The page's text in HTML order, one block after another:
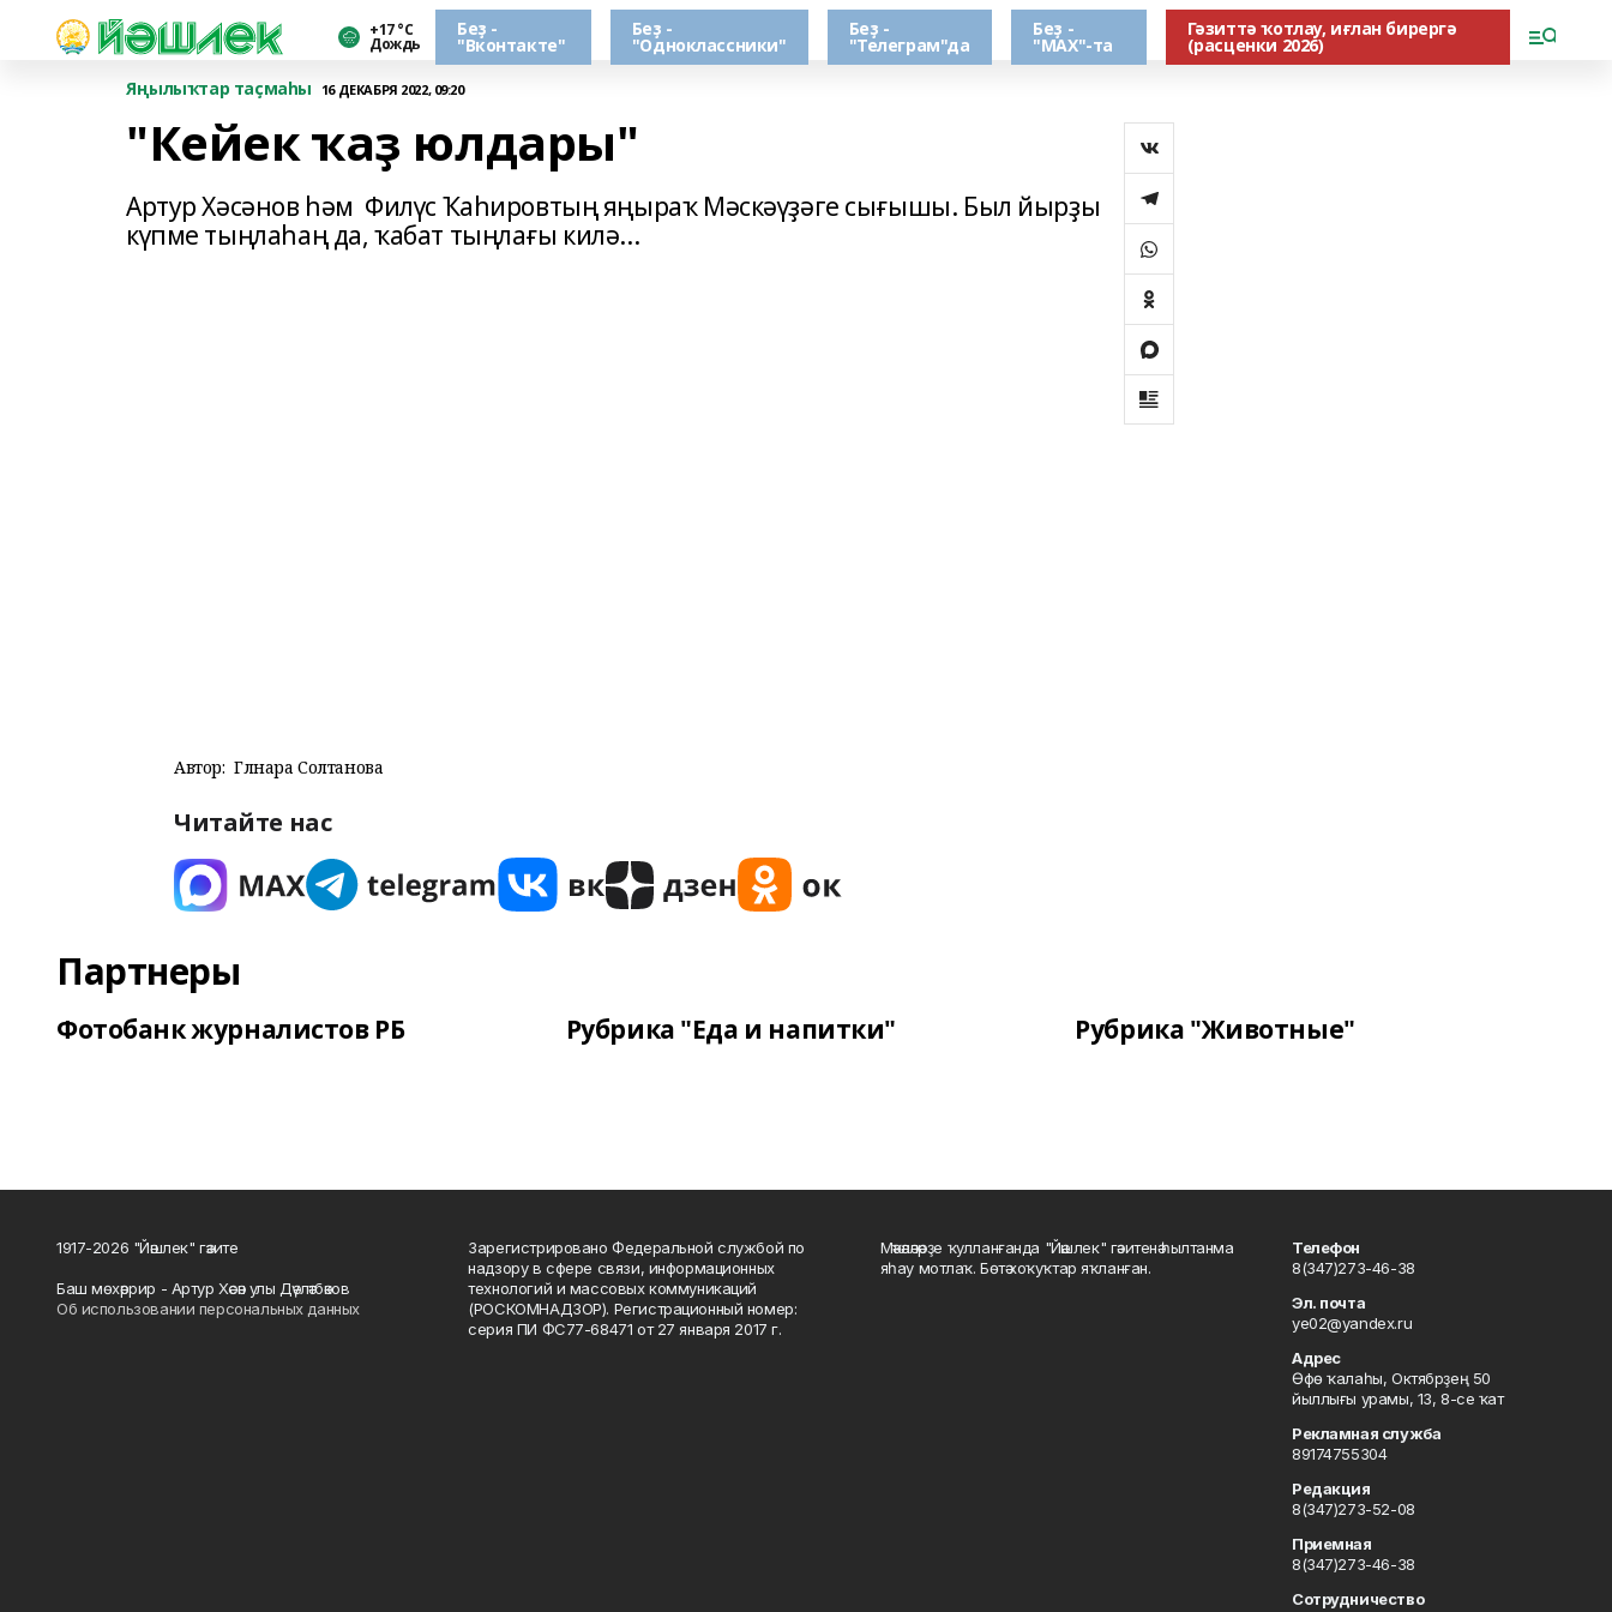
+17 °С
Дождь
Беҙ -
"Вконтакте"
Беҙ -
"Одноклассники"
Беҙ -
"Телеграм"да
Беҙ -
"МАХ"-та
Гәзиттә ҡотлау, иғлан бирергә
(расценки 2026)
Яңылыҡтар таҫмаһы
16 ДЕКАБРЯ 2022, 09:20
"Кейек ҡаҙ юлдары"
Артур Хәсәнов һәм Филүс Ҡаһировтың яңыраҡ Мәскәүҙәге сығышы. Был йырҙы
күпме тыңлаһаң да, ҡабат тыңлағы килә...
Автор: Гөлнара Солтанова
Читайте нас
Партнеры
Фотобанк журналистов РБ Рубрика "Еда и напитки" Рубрика "Животные"
1917-2026 "Йәшлек" гәзите
Баш мөхәррир - Артур Хәсән улы Дәүләтбәков
Об использовании персональных данных
Зарегистрировано Федеральной службой по
надзору в сфере связи, информационных
технологий и массовых коммуникаций
(РОСКОМНАДЗОР). Регистрационный номер:
серия ПИ ФС77-68471 от 27 января 2017 г.
Мәҡәләләрҙе ҡулланғанда "Йәшлек" гәзитенә һылтанма
яһау мотлаҡ. Бөтә хоҡуҡтар яҡланған.
Телефон
8(347)273-46-38
Эл. почта
ye02@yandex.ru
Адрес
Өфө ҡалаһы, Октябрҙең 50
йыллығы урамы, 13, 8-се ҡат
Рекламная служба
89174755304
Редакция
8(347)273-52-08
Приемная
8(347)273-46-38
Сотрудничество